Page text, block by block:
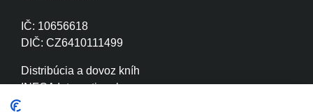
IČ: 10656618
DIČ: CZ6410111499
Distribúcia a dovoz kníh
INFOA International s.r.o.